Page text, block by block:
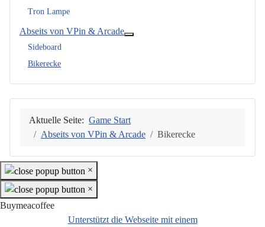
Tron Lampe
Abseits von VPin & Arcade
Sideboard
Bikerecke
Aktuelle Seite: Game Start
Abseits von VPin & Arcade
Bikerecke
×
×
Buymeacoffee
Unterstützt die Webseite mit einem